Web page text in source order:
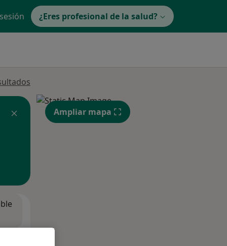
¿Eres profesional de la salud?
Ampliar mapa